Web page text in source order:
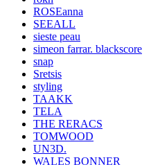
ROSEanna
SEEALL
sieste peau
simeon farrar. blackscore
snap
Sretsis
styling
TAAKK
TELA
THE RERACS
TOMWOOD
UN3D.
WALES BONNER